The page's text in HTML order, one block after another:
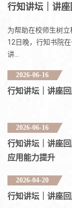
行知讲坛｜讲
为帮助在校师生树
12日晚，行知书院
讲…
2026-06-16
行知讲坛｜讲座
2026-06-16
行知讲坛｜讲座
应用能力提升
2026-04-20
行知讲坛｜讲座